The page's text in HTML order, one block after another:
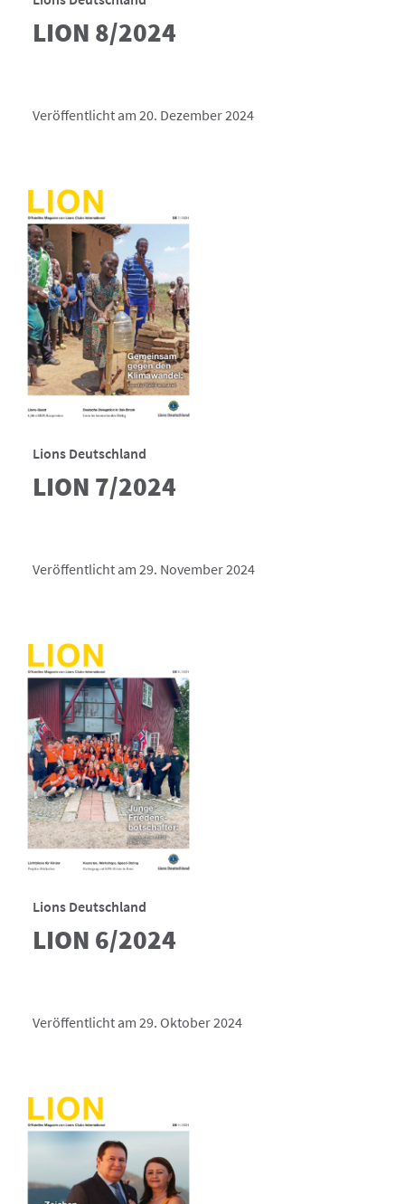
LION 8/2024
Veröffentlicht am 20. Dezember 2024
Lions Deutschland
LION 7/2024
Veröffentlicht am 29. November 2024
Lions Deutschland
LION 6/2024
Veröffentlicht am 29. Oktober 2024